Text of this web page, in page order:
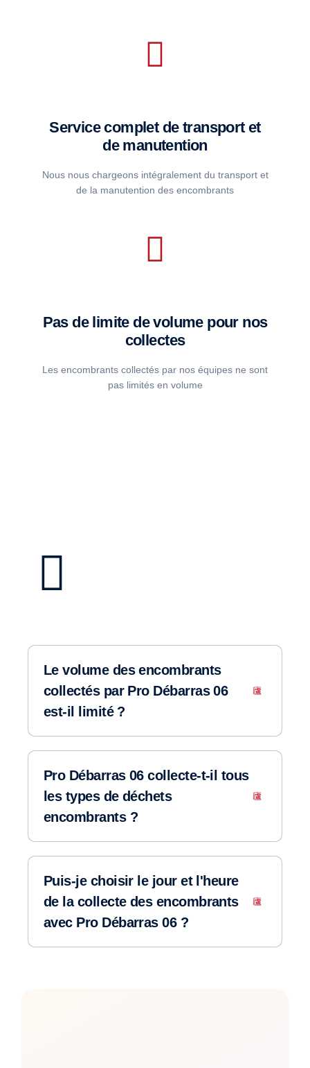
Service complet de transport et
de manutention
Nous nous chargeons intégralement du transport et
de la manutention des encombrants
Pas de limite de volume pour nos
collectes
Les encombrants collectés par nos équipes ne sont
pas limités en volume
Le volume des encombrants
collectés par Pro Débarras 06
est-il limité ?
Pro Débarras 06 collecte-t-il tous
les types de déchets
encombrants ?
Puis-je choisir le jour et l'heure
de la collecte des encombrants
avec Pro Débarras 06 ?